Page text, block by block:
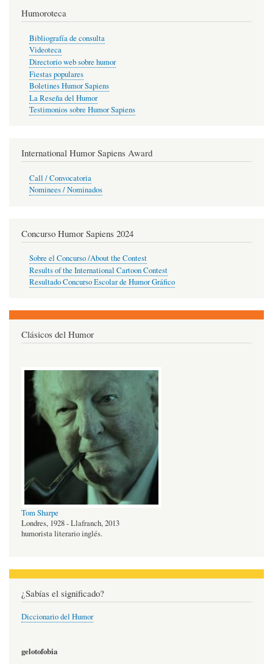
Humoroteca
Bibliografía de consulta
Videoteca
Directorio web sobre humor
Fiestas populares
Boletines Humor Sapiens
La Reseña del Humor
Testimonios sobre Humor Sapiens
International Humor Sapiens Award
Call / Convocatoria
Nominees / Nominados
Concurso Humor Sapiens 2024
Sobre el Concurso /About the Contest
Results of the International Cartoon Contest
Resultado Concurso Escolar de Humor Gráfico
Clásicos del Humor
Tom Sharpe
Londres, 1928 - Llafranch, 2013
humorista literario inglés.
¿Sabías el significado?
Diccionario del Humor
gelotofobia